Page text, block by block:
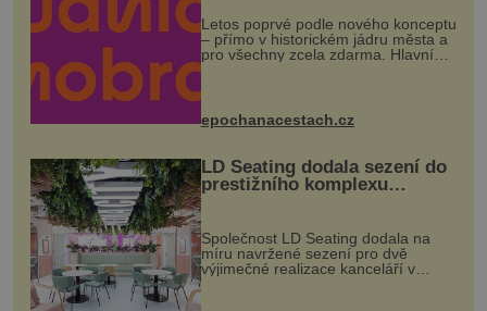
Letos poprvé podle nového konceptu
– přímo v historickém jádru města a
pro všechny zcela zdarma. Hlavní
program se odehraje na Karlově a
mohou těšit na víno, burčák, pes...
epochanacestach.cz
LD Seating dodala sezení do
prestižního komplexu
MediaCityUK v Salfordu
Společnost LD Seating dodala na
míru navržené sezení pro dvě
výjimečné realizace kanceláří v
areálu MediaCityUK v anglickém